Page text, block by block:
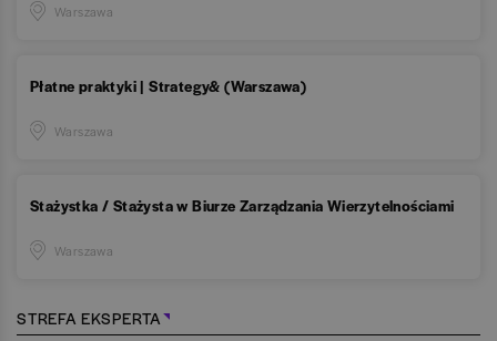
Warszawa
Płatne praktyki | Strategy& (Warszawa)
Warszawa
Stażystka / Stażysta w Biurze Zarządzania Wierzytelnościami
Warszawa
STREFA EKSPERTA